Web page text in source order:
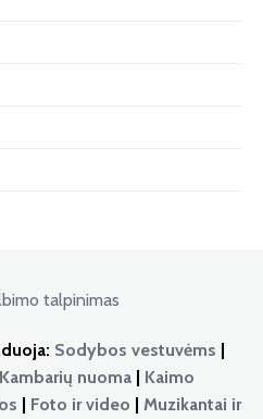
talpinimas
Sodybos vestuvėms |
Kambarių nuoma | Kaimo
| Foto ir video | Muzikantai ir